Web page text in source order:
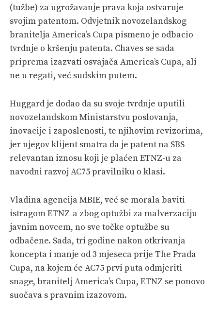
(tužbe) za ugrožavanje prava koja ostvaruje
svojim patentom. Odvjetnik novozelandskog
branitelja America’s Cupa pismeno je odbacio
tvrdnje o kršenju patenta. Chaves se sada
priprema izazvati osvajača America’s Cupa, ali
ne u regati, već sudskim putem.
Huggard je dodao da su svoje tvrdnje uputili
novozelandskom Ministarstvu poslovanja,
inovacije i zaposlenosti, te njihovim revizorima,
jer njegov klijent smatra da je patent na SBS
relevantan iznosu koji je plaćen ETNZ-u za
navodni razvoj AC75 pravilniku o klasi.
Vladina agencija MBIE, već se morala baviti
istragom ETNZ-a zbog optužbi za malverzaciju
javnim novcem, no sve točke optužbe su
odbačene. Sada, tri godine nakon otkrivanja
koncepta i manje od 3 mjeseca prije The Prada
Cupa, na kojem će AC75 prvi puta odmjeriti
snage, branitelj America’s Cupa, ETNZ se ponovo
suočava s pravnim izazovom.